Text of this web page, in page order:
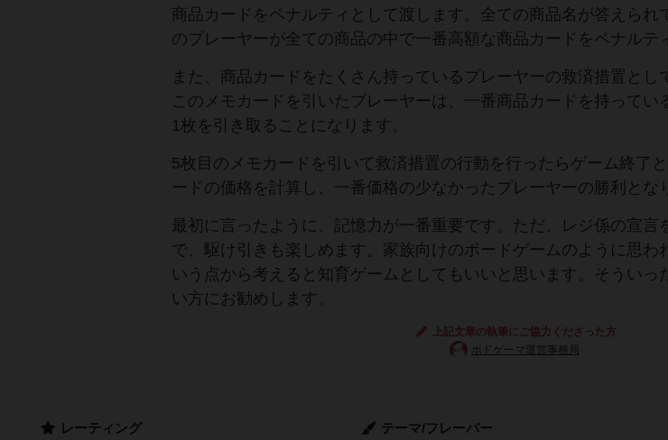
商品カードをペナルティとして渡します。全ての商品名が答えられ
のプレーヤーが全ての商品の中で一番高額な商品カードをペナルテ
また、商品カードをたくさん持っているプレーヤーの救済措置とし
このメモカードを引いたプレーヤーは、一番商品カードを持ってい
1枚を引き取ることになります。
5枚目のメモカードを引いて救済措置の行動を行ったらゲーム終了
ードの価格を計算し、一番価格の少なかったプレーヤーの勝利とな
最初に言ったように、記憶力が一番重要です。ただ、レジ係の宣言
で、駆け引きも楽しめます。家族向けのボードゲームのように思わ
いう点から考えると知育ゲームとしてもいいと思います。そういっ
い方にお勧めします。
上記文章の執筆にご協力くださった方
ボドゲーマ運営事務局
テーマ/フレーバー
レーティング